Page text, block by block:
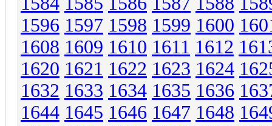
1596 1597 1598 1599 1600
1608 1609 1610 1611 1612
1620 1621 1622 1623 1624
1632 1633 1634 1635 1636
1644 1645 1646 1647 1648